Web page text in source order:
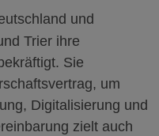
und
Trier ihre
Sie
um
Digitalisierung und
zielt auch